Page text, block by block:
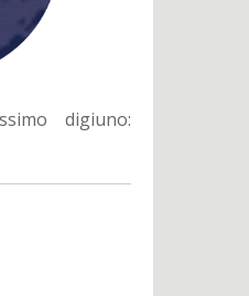
digiuno: